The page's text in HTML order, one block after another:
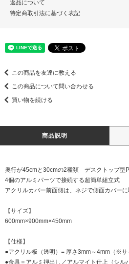
返品について
特定商取引法に基づく表記
この商品を友達に教える
この商品について問い合わせる
買い物を続ける
商品説明
奥行が45cmと30cmの2種類 デスクトップ型
4個のアルミパーツで接続する超簡単組立式
アクリルカバー前面側は、ネジで側面カバー
【サイズ】
600mm×900mm×450mm
【仕様】
●アクリル板（透明）= 厚さ3mm～4mm（※サ
●金具＝アルミ押出し／アルマイト仕上（シル